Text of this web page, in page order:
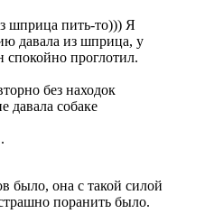
шприца пить-то))) Я
давала из шприца, у
проглотил.
без находок
давала собаке
было, она с такой силой
поранить было.